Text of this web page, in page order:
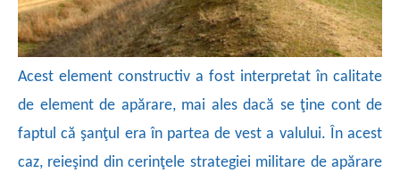
Acest element constructiv a fost interpretat în calitate
de element de apărare, mai ales dacă se ţine cont de
faptul că şanţul era în partea de vest a valului. În acest
caz, reieşind din cerinţele strategiei militare de apărare